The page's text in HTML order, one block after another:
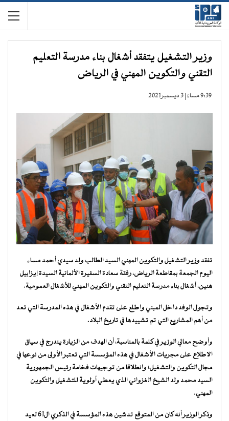
وزير التشغيل يتفقد أشغال بناء مدرسة التعليم
التقني والتكوين المهني في الرياض
9:39 مساءً | 3 ديسمبر 2021
تفقد وزير التشغيل والتكوين المهني السيد الطالب ولد سيدي أحمد مساء
اليوم الجمعة بمقاطعة الرياض، رفقة سعادة السفيرة الألمانية السيدة إيزابيل
هنين، أشغال بناء مدرسة التعليم التقني والتكوين المهني للأشغال العمومية.
وتجول الوفد داخل المبني واطلع على تقدم الأشغال في هذه المدرسة التي تعد
من أهم المشاريع التي تم تشييدها في تاريخ البلاد.
وأوضح معالي الوزير في كلمة بالمناسبة، أن الهدف من الزيارة يندرج في سياق
الاطلاع على مجريات الأشغال في هذه المؤسسة التي تعتبر الأولى من نوعها في
مجال التكوين والتشغيل؛ وانطلاقا من توجيهات فخامة رئيس الجمهورية
السيد محمد ولد الشيخ الغزواني الذي يعطي أولوية للتشغيل والتكوين
المهني.
وذكر الوزير أنه كان من المتوقع تدشين هذه المؤسسة في الذكري ال61 لعيد